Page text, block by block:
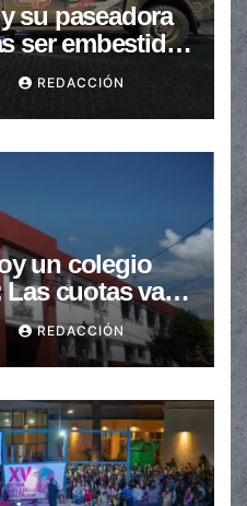
su paseadora
ser embestidas
REDACCIÓN
un colegio
cuotas van
de $600.000
REDACCIÓN